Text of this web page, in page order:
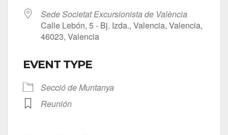
Sede Societat Excursionista de València
Calle Lebón, 5 - Bj. Izda., Valencia, Valencia,
46023, Valencia
EVENT TYPE
Secció de Muntanya
Reunión